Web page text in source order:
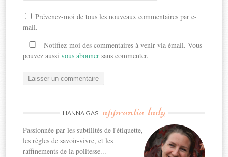
Prévenez-moi de tous les nouveaux commentaires par e-
mail.
Notifiez-moi des commentaires à venir via émail. Vous
pouvez aussivous abonner sans commenter.
HANNA GAS, apprentie-lady
Passionnée par les subtilités de l'étiquette,
les règles de savoir-vivre, et les
raffinements de la politesse...